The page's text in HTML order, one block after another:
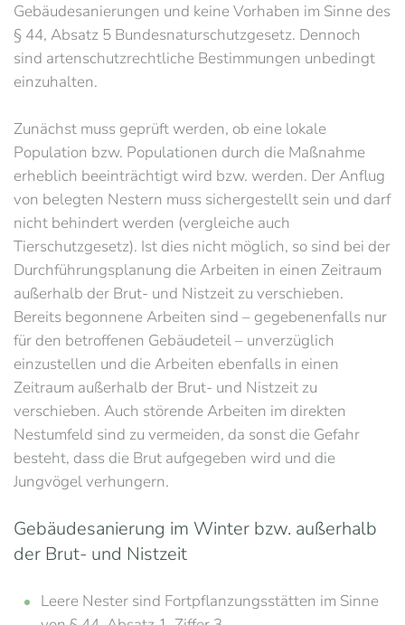
Gebäudesanierungen und keine Vorhaben im Sinne des
§ 44, Absatz 5 Bundesnaturschutzgesetz. Dennoch
sind artenschutzrechtliche Bestimmungen unbedingt
einzuhalten.
Zunächst muss geprüft werden, ob eine lokale
Population bzw. Populationen durch die Maßnahme
erheblich beeinträchtigt wird bzw. werden. Der Anflug
von belegten Nestern muss sichergestellt sein und darf
nicht behindert werden (vergleiche auch
Tierschutzgesetz). Ist dies nicht möglich, so sind bei der
Durchführungsplanung die Arbeiten in einen Zeitraum
außerhalb der Brut- und Nistzeit zu verschieben.
Bereits begonnene Arbeiten sind – gegebenenfalls nur
für den betroffenen Gebäudeteil – unverzüglich
einzustellen und die Arbeiten ebenfalls in einen
Zeitraum außerhalb der Brut- und Nistzeit zu
verschieben. Auch störende Arbeiten im direkten
Nestumfeld sind zu vermeiden, da sonst die Gefahr
besteht, dass die Brut aufgegeben wird und die
Jungvögel verhungern.
Gebäudesanierung im Winter bzw. außerhalb
der Brut- und Nistzeit
Leere Nester sind Fortpflanzungsstätten im Sinne